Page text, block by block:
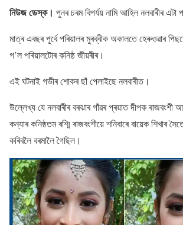
নিউজ ডেস্ক। পুনৰ চৰম বিপৰ্যয় নামি আহিল নলবাৰীৰ এটা
মাত্ৰ এবছৰ পূৰ্বে পৰিয়ালৰ মুৰব্বীক অকালতে হেৰুওৱাৰ
গ’ল পৰিয়ালটােৰ কনিষ্ঠ জীয়ৰীৰ।
এই ঘটনাই গভীৰ শােকৰ ছাঁ পেলাইছে নলবাৰীত।
উল্লেখ্য যে নলবাৰীৰ বৰঝাৰ গাঁৱৰ প্ৰয়াত দীপক ৰাজবংশী
কন্যাৰ কনিষ্ঠতম ৰশ্মি ৰাজবংশীয়ে শনিবাৰে বায়েক শিখাৰ
কৰিবলৈ বৰমালৈ গৈছিল।